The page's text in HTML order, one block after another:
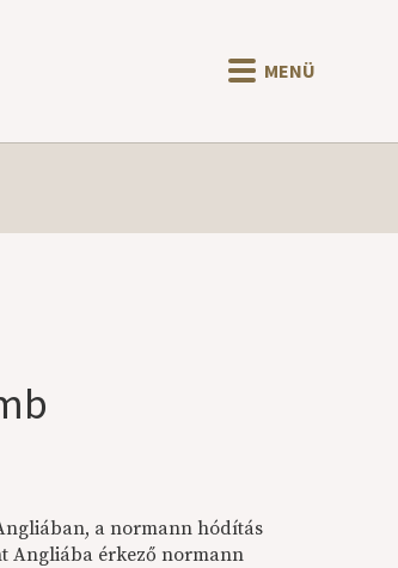
MENÜ
a normann hódítás
Angliába érkező normann